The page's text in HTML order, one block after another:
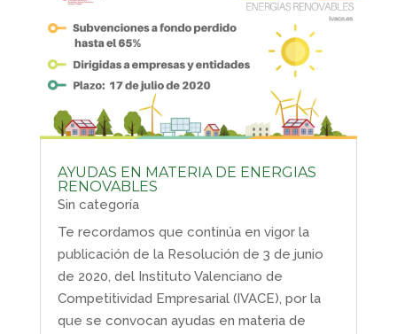
AYUDAS EN MATERIA DE ENERGIAS
RENOVABLES
Sin categoría
Te recordamos que continúa en vigor la
publicación de la Resolución de 3 de junio
de 2020, del Instituto Valenciano de
Competitividad Empresarial (IVACE), por la
que se convocan ayudas en materia de